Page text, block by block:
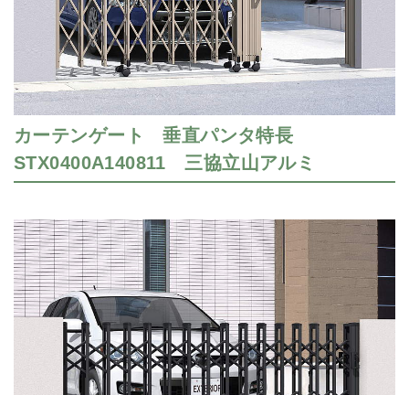
カーテンゲート 垂直パンタ特長
STX0400A140811 三協立山アルミ